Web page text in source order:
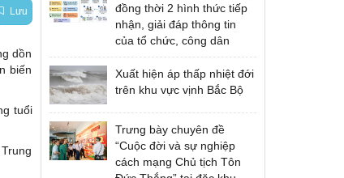
Lưu
dồn
biến
tuổi
đồng thời 2 hình thức tiếp
nhận, giải đáp thông tin
của tổ chức, công dân
Xuất hiện áp thấp nhiệt đới
trên khu vực vịnh Bắc Bộ
Trưng bày chuyên đề
“Cuộc đời và sự nghiệp
cách mạng Chủ tịch Tôn